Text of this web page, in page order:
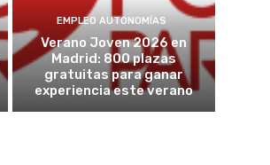
EMPLEO AUTONOMÍAS
Verano Joven 2026 en
Madrid: 800 plazas
gratuitas para ganar
experiencia este verano